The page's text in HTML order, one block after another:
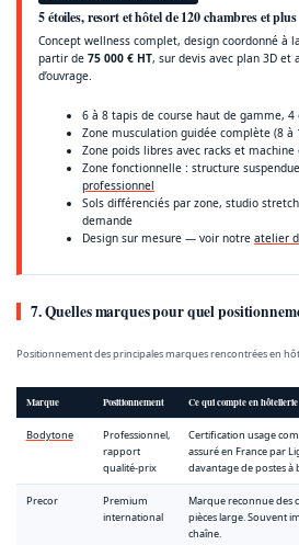
5 étoiles, resort et hôtel de 120 chambres et plus
Concept wellness complet, design coordonné à
partir de 75 000 € HT, sur devis avec plan 3D
d’ouvrage.
6 à 8 tapis de course haut de gamme,
Zone musculation guidée complète (8 à
Zone poids libres avec racks et
Zone fonctionnelle : structure
professionnel
Sols différenciés par zone, studio
demande
Design sur mesure — voir notre atelier
7. Quelles marques pour quel
Positionnement des principales marques rencontrées en
Marque Positionnement Ce qui compte en hôtellerie
Bodytone
Professionnel,
rapport
qualité-prix
Certification usage
assuré en France par
davantage de postes à
Precor
Premium
international
Marque reconnue des
pièces large. Souvent
chaîne.